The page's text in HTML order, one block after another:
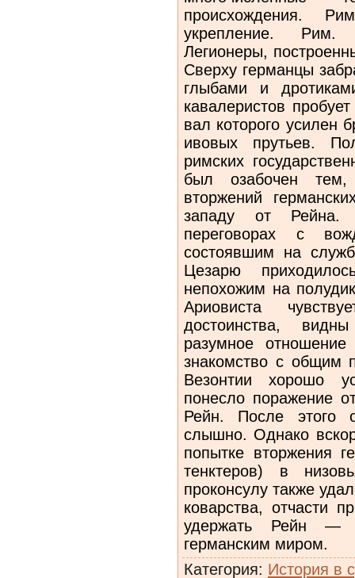
происхождения.
укрепление.
Легионеры,
Сверху германцы
глыбами и
кавалеристов
вал которого усилен
ивовых прутьев.
римских
был озабочен
вторжений
западу от
переговорах с
состоявшим на
Цезарю
непохожим на
Ариовиста
достоинства,
разумное
знакомство с общим
Везонтии хорошо
понесло поражение
Рейн. После этого
слышно. Однако
попытке вторжения
тенктеров) в
проконсулу также
коварства, отчасти
удержать Рейн —
германским миром.
Категория: История в